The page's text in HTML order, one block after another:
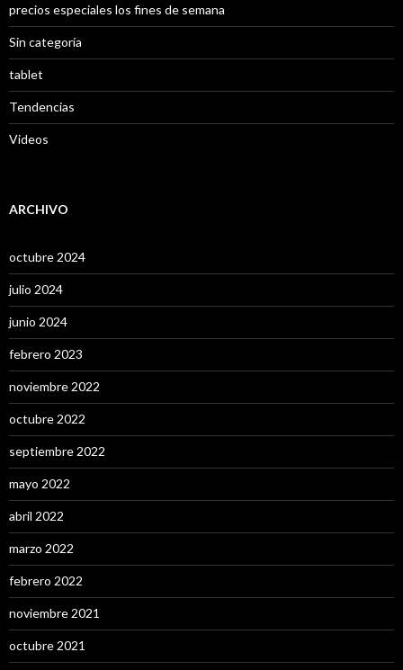
precios especiales los fines de semana
Sin categoría
tablet
Tendencias
Videos
ARCHIVO
octubre 2024
julio 2024
junio 2024
febrero 2023
noviembre 2022
octubre 2022
septiembre 2022
mayo 2022
abril 2022
marzo 2022
febrero 2022
noviembre 2021
octubre 2021